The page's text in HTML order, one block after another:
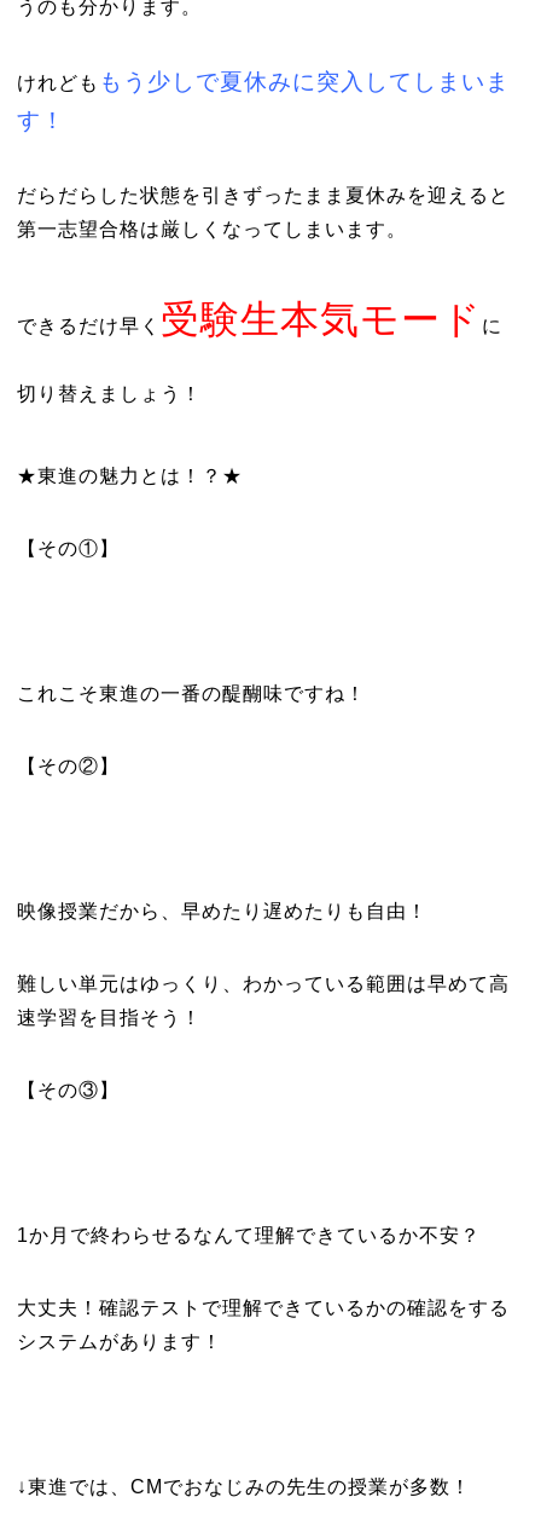
うのも分かります。
けれども もう少しで夏休みに突入してしまいま
す！
だらだらした状態を引きずったまま夏休みを迎えると
第一志望合格は厳しくなってしまいます。
できるだけ早く 受験生本気モード に
切り替えましょう！
★東進の魅力とは！？★
【その①】
これこそ東進の一番の醍醐味ですね！
【その②】
映像授業だから、早めたり遅めたりも自由！
難しい単元はゆっくり、わかっている範囲は早めて高
速学習を目指そう！
【その③】
1か月で終わらせるなんて理解できているか不安？
大丈夫！確認テストで理解できているかの確認をする
システムがあります！
↓東進では、CMでおなじみの先生の授業が多数！